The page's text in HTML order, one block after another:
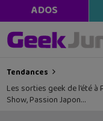
ADOS
Tendances
Les sorties geek de l’été à
Show, Passion Japon…